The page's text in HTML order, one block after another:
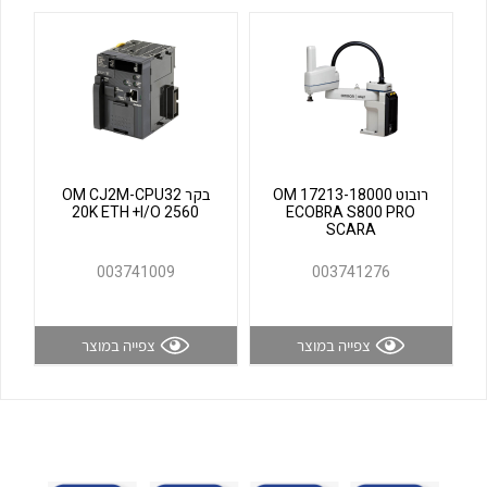
לכל מוצרי היצרן לכל מוצרי היצרן
רובוט OM 17213-18000
ECOBRA S800 PRO
SCARA
003741276
צפייה במוצר
בקר OM CJ2M-CPU32
20K ETH +I/O 2560
003741009
צפייה במוצר